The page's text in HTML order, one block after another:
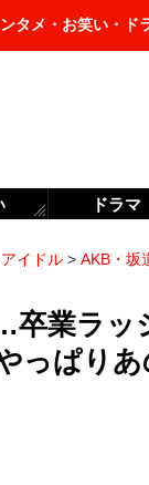
タメ・お笑い・ド
アイドル > AKB・坂
卒業ラッ
っぱり
ドラマ